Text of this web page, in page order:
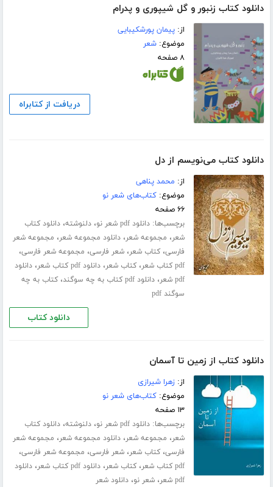
دانلود کتاب زنبور و گل شیپوری و پدرام
از:پیمان پورشکیبایی
موضوع:شعر
۸ صفحه
دریافت از کتابراه
دانلود کتاب می‌نویسم از دل
از: محمد پناهی
موضوع:کتاب‌های شعر نو
۶۶ صفحه
برچسب‌ها:دانلود pdf شعر نو ،دلنوشته،دانلود کتاب
شعر، مجموعه شعر،دانلود مجموعه شعر، مجموعه شعر
فارسی،کتاب شعر،شعر فارسی، مجموعه شعر فارسی،
pdf کتاب شعر ،کتاب شعر،دانلود pdf کتاب شعر ،دانلود
pdf شعر
،دانلود pdf کتاب به چه سوگند ،کتاب به چه
سوگند pdf
دانلود کتاب
دانلود کتاب از زمین تا آسمان
از:زهرا شیرازی
موضوع:کتاب‌های شعر نو
۱۳ صفحه
برچسب‌ها:دانلود pdf شعر نو ،دلنوشته،دانلود کتاب
شعر، مجموعه شعر،دانلود مجموعه شعر، مجموعه شعر
فارسی،کتاب شعر،شعر فارسی، مجموعه شعر فارسی،
pdf کتاب شعر ،کتاب شعر،دانلود pdf کتاب شعر ،دانلود
pdf شعر
،شعر نو،دانلود شعر